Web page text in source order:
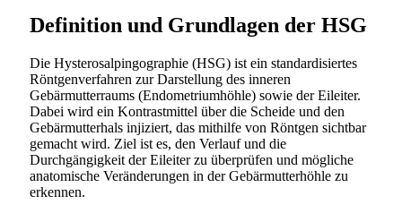
Definition und Grundlagen der HSG
Die Hysterosalpingographie (HSG) ist ein standardisiertes
Röntgenverfahren zur Darstellung des inneren
Gebärmutterraums (Endometriumhöhle) sowie der Eileiter.
Dabei wird ein Kontrastmittel über die Scheide und den
Gebärmutterhals injiziert, das mithilfe von Röntgen sichtbar
gemacht wird. Ziel ist es, den Verlauf und die
Durchgängigkeit der Eileiter zu überprüfen und mögliche
anatomische Veränderungen in der Gebärmutterhöhle zu
erkennen.